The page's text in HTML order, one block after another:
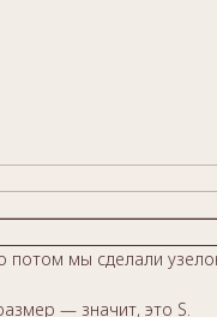
потом мы сделали
— значит, это S.